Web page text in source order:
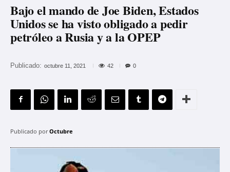
Bajo el mando de Joe Biden, Estados
Unidos se ha visto obligado a pedir
petróleo a Rusia y a la OPEP
Publicado: octubre 11, 2021 42 0
Publicado por Octubre